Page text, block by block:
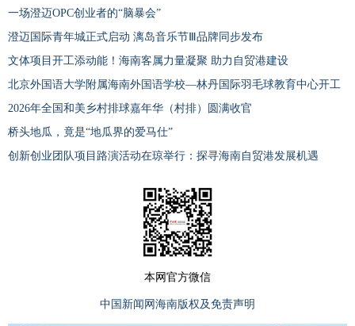
一场澄迈OPC创业者的“脑暴会”
澄迈国际青年城正式启动 漓岛音乐节Ⅲ品牌同步发布
文体项目开工添动能！海南客属力量凝聚 助力自贸港建设
北京外国语大学附属海南外国语学校—林丹国际羽毛球教育中心开工
2026年全国和美乡村排球嘉年华（村排）圆满收官
桥头地瓜，竟是“地瓜界的爱马仕”
创新创业团队项目路演活动在琼举行：探寻海南自贸港发展机遇
本网官方微信
中国新闻网海南版权及免责声明